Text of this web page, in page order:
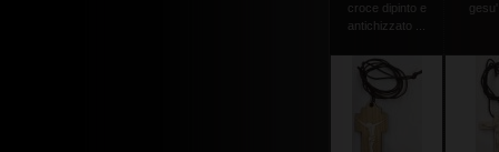
croce dipinto e
antichizzato ...